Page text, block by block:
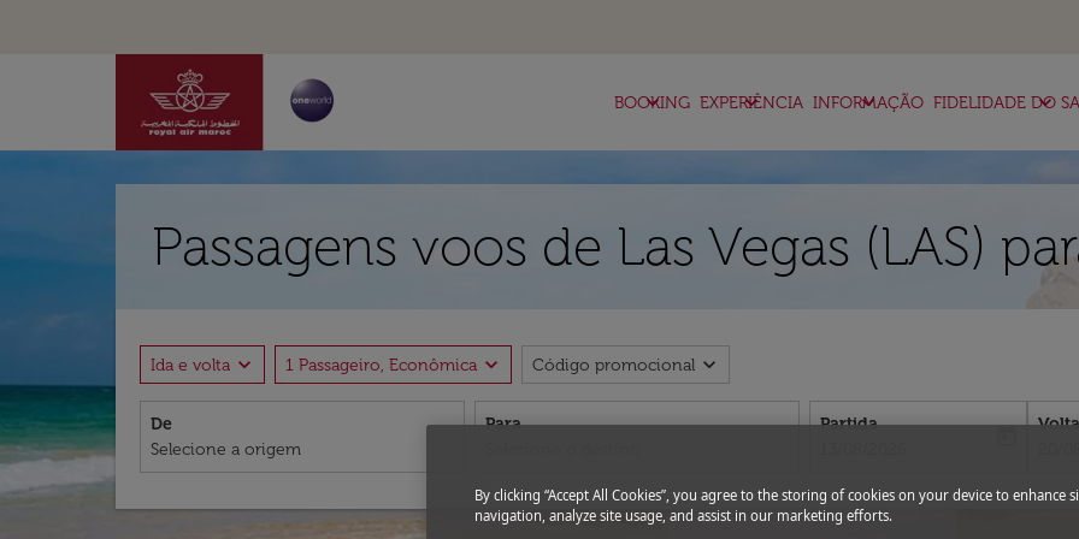
BOOKING
keyboard_arrow_down EXPERIÊNCIA
keyboard_arrow_down INFORMAÇÃO
keyboard_arrow_down FIDELIDADE DO
keyboard_arrow_down
Passagens voos de Las Vegas (LAS)
Ida e volta expand_more 1 Passageiro, Econômica expand_more Código promocional expand_more
De Para
Partida
fc-
By clicking “Accept All Cookies”, you agree to the storing of cookies on your device to enhance
navigation, analyze site usage, and assist in our marketing efforts.